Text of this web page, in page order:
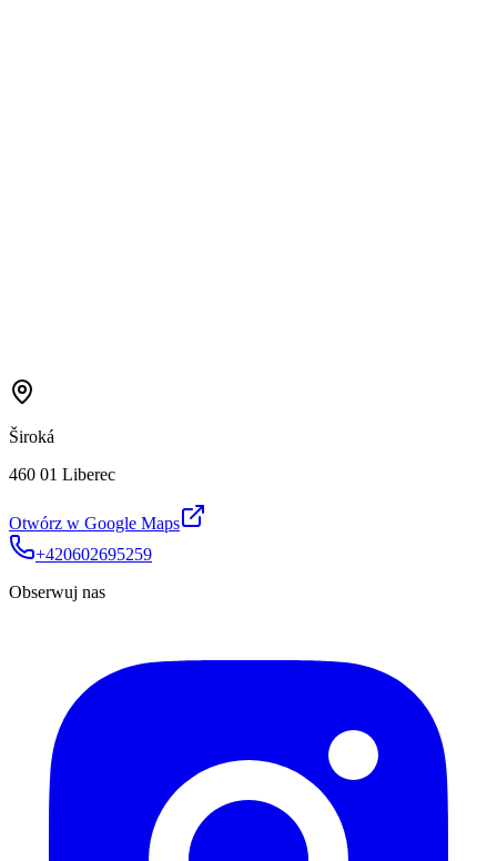
Široká
460 01 Liberec
Otwórz w Google Maps
+420602695259
Obserwuj nas